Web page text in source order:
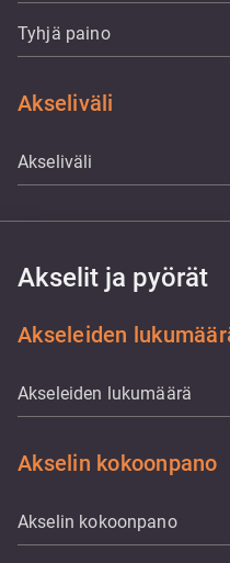
Tyhjä paino
Akseliväli
Akseliväli
Akselit ja pyörät
Akseleiden
Akseleiden lukumäärä
Akselin kokoonpano
Akselin kokoonpano